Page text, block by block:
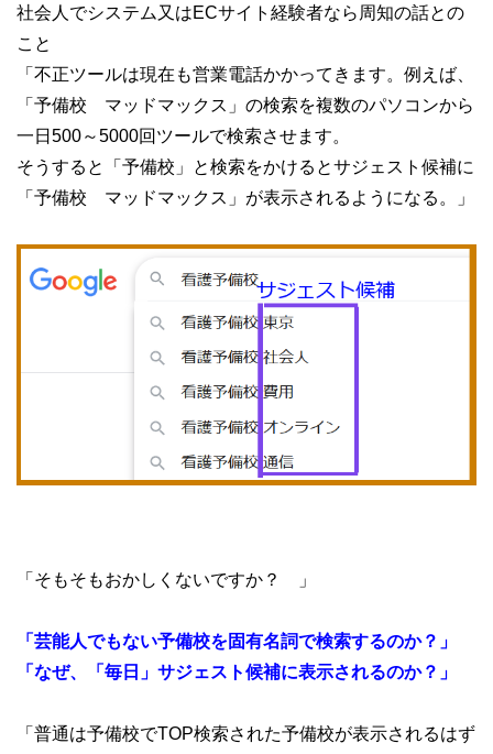
社会人でシステム又はECサイト経験者なら周知の話との
こと
「不正ツールは現在も営業電話かかってきます。例えば、
「予備校 マッドマックス」の検索を複数のパソコンから
一日500～5000回ツールで検索させます。
そうすると「予備校」と検索をかけるとサジェスト候補に
「予備校 マッドマックス」が表示されるようになる。」
「そもそもおかしくないですか？ 」
「芸能人でもない予備校を固有名詞で検索するのか？」
「なぜ、「毎日」サジェスト候補に表示されるのか？」
「普通は予備校でTOP検索された予備校が表示されるはず